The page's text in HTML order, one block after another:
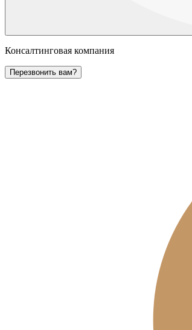
Консалтинговая компания
Перезвонить вам?